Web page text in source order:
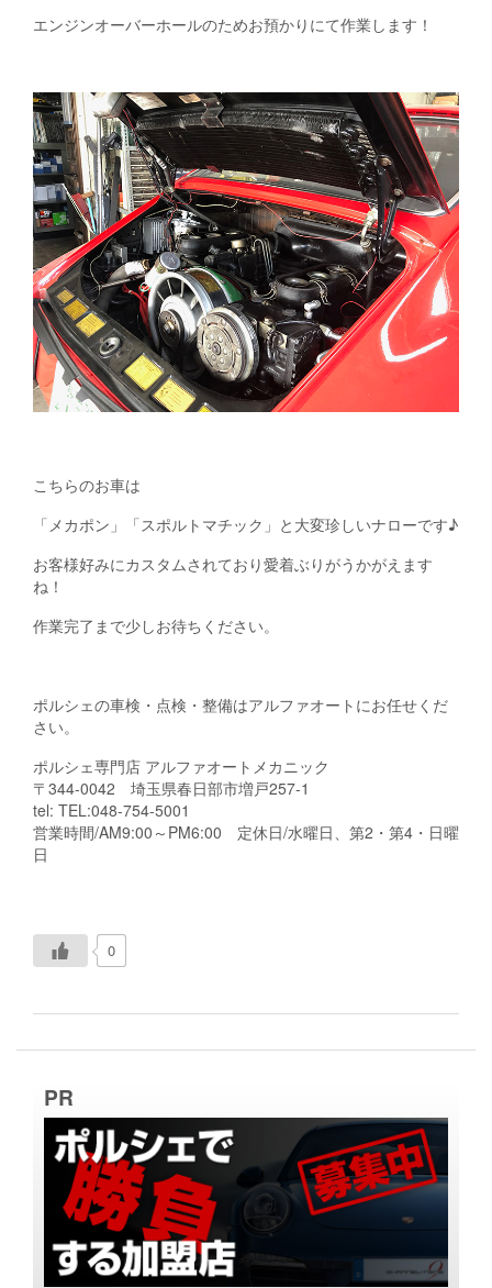
エンジンオーバーホールのためお預かりにて作業します！
こちらのお車は
「メカポン」「スポルトマチック」と大変珍しいナローです♪
お客様好みにカスタムされており愛着ぶりがうかがえます
ね！
作業完了まで少しお待ちください。
ポルシェの車検・点検・整備はアルファオートにお任せくだ
さい。
ポルシェ専門店 アルファオートメカニック
〒344-0042 埼玉県春日部市増戸257-1
tel: TEL:048-754-5001
営業時間/AM9:00～PM6:00 定休日/水曜日、第2・第4・日曜
日
0
PR